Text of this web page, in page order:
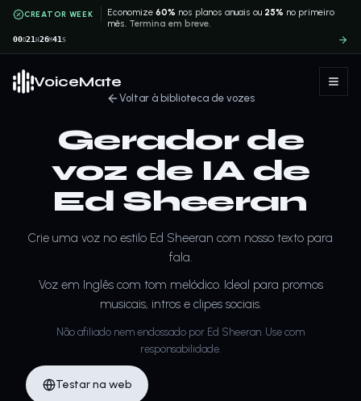
CREATOR WEEK Economize60% nos planos anuais ou 25% no primeiro
mês. Termina em breve.
00D21H 26M41 S
VoiceMate
Voltar à biblioteca de vozes
Gerador de
voz de IA de
Ed Sheeran
Crie uma voz no estilo Ed Sheeran com nosso texto para
fala.
Voz em Inglês com tom melódico. Ideal para promos
musicais, intros e clipes sociais.
Não afiliado nem endossado por Ed Sheeran. Use com
responsabilidade.
Testar na web